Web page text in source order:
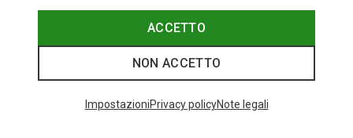
ACCETTO
NON ACCETTO
ImpostazioniPrivacy policyNote legali